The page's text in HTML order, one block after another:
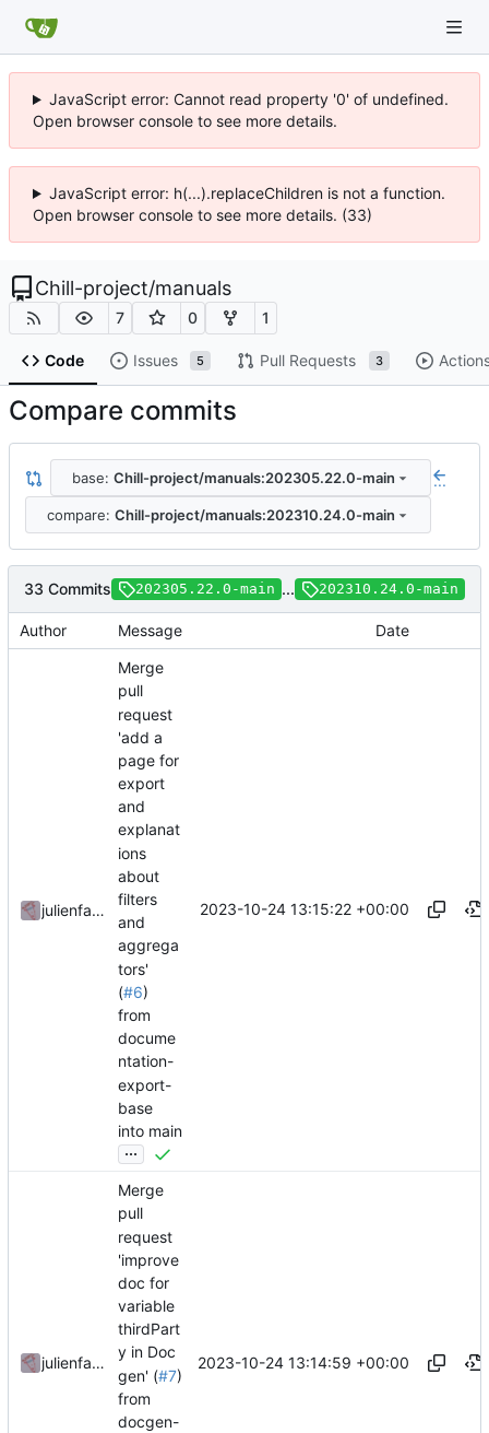
JavaScript error: Cannot read property '0' of undefined.
Open browser console to see more details.
JavaScript error: h(...).replaceChildren is not a function.
Open browser console to see more details. (33)
Chill-project/manuals
7 0 1
Code Issues 5 Pull Requests 3
Compare commits
base: Chill-project/manuals:202305.22.0-main ...
compare: Chill-project/manuals:202310.24.0-main
33 Commits 202305.22.0-main ... 202310.24.0-main
Author Message Date
julienfastre
Merge
pull
request
'add a
page for
export
and
explanat
ions
about
filters
and
aggrega
tors'
(#6)
from
docume
ntation-
export-
base
into main
...
2023-10-24 13:15:22 +00:00
julienfastre
Merge
pull
request
'improve
doc for
variable
thirdPart
y in Doc
gen' (#7)
from
docgen-
2023-10-24 13:14:59 +00:00